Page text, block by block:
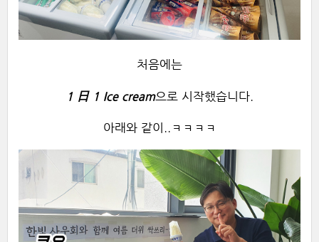
처음에는
1 日 1 Ice cream으로 시작했습니다.
아래와 같이..ㅋㅋㅋㅋ